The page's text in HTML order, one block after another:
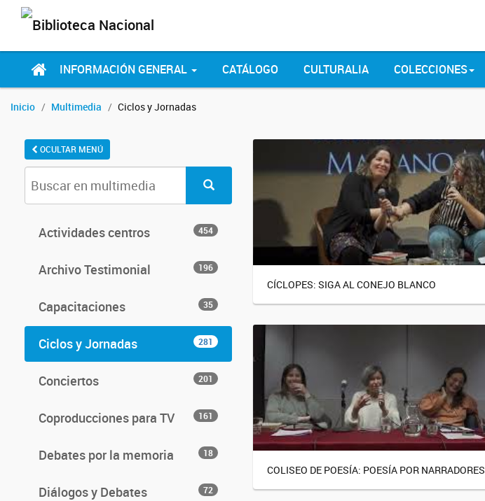
INFORMACIÓN GENERAL CATÁLOGO CULTURALIA COLECCIONES
Inicio Multimedia Ciclos y Jornadas
OCULTAR MENÚ
Actividades centros 454
Archivo Testimonial 196
Capacitaciones 35
Ciclos y Jornadas 281
Conciertos 201
Coproducciones para TV 161
Debates por la memoria 18
Diálogos y Debates 72
CÍCLOPES: SIGA AL CONEJO BLANCO
COLISEO DE POESÍA: POESÍA POR NARRADORES